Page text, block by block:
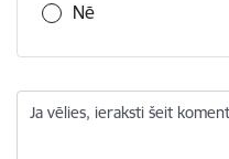
Nē
Ja vēlies, ieraksti šeit